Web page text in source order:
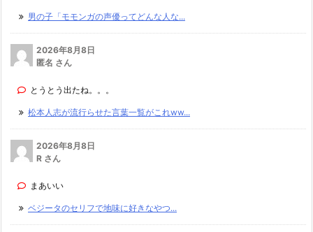
男の子「モモンガの声優ってどんな人な...
2026年8月8日
匿名 さん
とうとう出たね。。。
松本人志が流行らせた言葉一覧がこれww...
2026年8月8日
R さん
まあいい
ベジータのセリフで地味に好きなやつ...